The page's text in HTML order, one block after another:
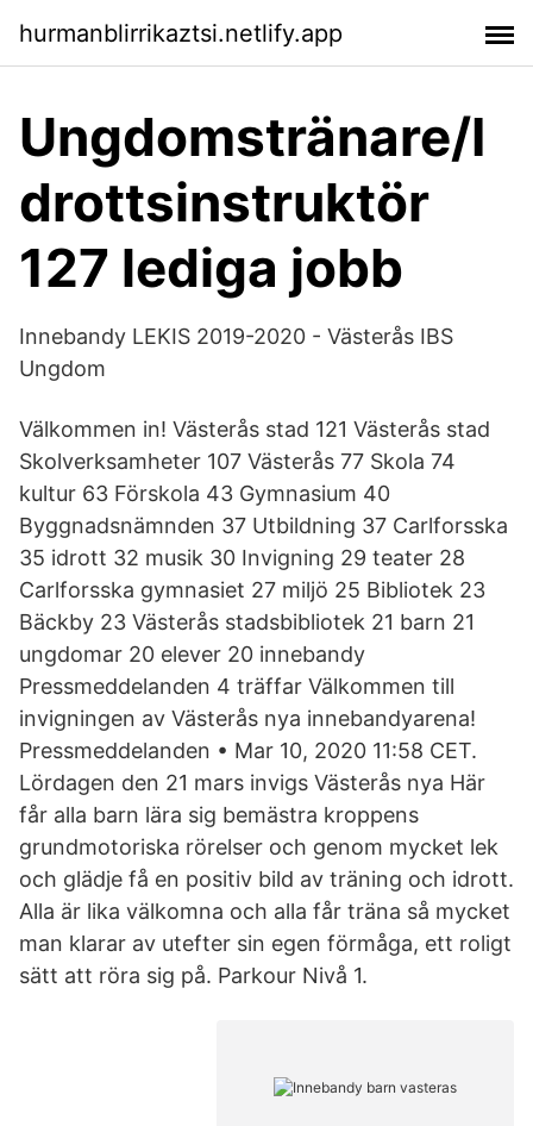
hurmanblirrikaztsi.netlify.app
Ungdomstränare/I
drottsinstruktör
127 lediga jobb
Innebandy LEKIS 2019-2020 - Västerås IBS
Ungdom
Välkommen in! Västerås stad 121 Västerås stad
Skolverksamheter 107 Västerås 77 Skola 74
kultur 63 Förskola 43 Gymnasium 40
Byggnadsnämnden 37 Utbildning 37 Carlforsska
35 idrott 32 musik 30 Invigning 29 teater 28
Carlforsska gymnasiet 27 miljö 25 Bibliotek 23
Bäckby 23 Västerås stadsbibliotek 21 barn 21
ungdomar 20 elever 20 innebandy
Pressmeddelanden 4 träffar Välkommen till
invigningen av Västerås nya innebandyarena!
Pressmeddelanden • Mar 10, 2020 11:58 CET.
Lördagen den 21 mars invigs Västerås nya Här
får alla barn lära sig bemästra kroppens
grundmotoriska rörelser och genom mycket lek
och glädje få en positiv bild av träning och idrott.
Alla är lika välkomna och alla får träna så mycket
man klarar av utefter sin egen förmåga, ett roligt
sätt att röra sig på. Parkour Nivå 1.